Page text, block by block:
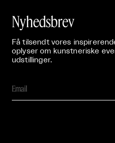
Nyhedsbrev
Få tilsendt vores
oplyser om kunstneriske
udstillinger.